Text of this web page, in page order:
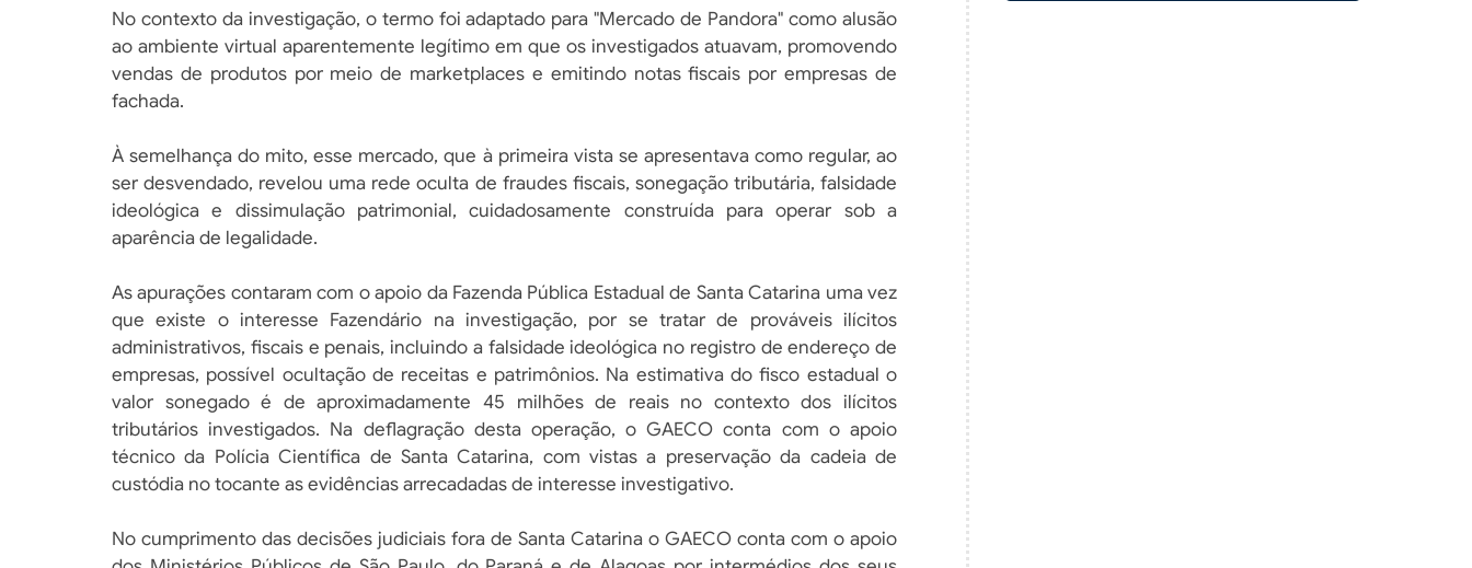
No contexto da investigação, o termo foi adaptado para "Mercado de Pandora" como alusão
ao ambiente virtual aparentemente legítimo em que os investigados atuavam, promovendo
vendas de produtos por meio de marketplaces e emitindo notas fiscais por empresas de
fachada.
À semelhança do mito, esse mercado, que à primeira vista se apresentava como regular, ao
ser desvendado, revelou uma rede oculta de fraudes fiscais, sonegação tributária, falsidade
ideológica e dissimulação patrimonial, cuidadosamente construída para operar sob a
aparência de legalidade.
As apurações contaram com o apoio da Fazenda Pública Estadual de Santa Catarina uma vez
que existe o interesse Fazendário na investigação, por se tratar de prováveis ilícitos
administrativos, fiscais e penais, incluindo a falsidade ideológica no registro de endereço de
empresas, possível ocultação de receitas e patrimônios. Na estimativa do fisco estadual o
valor sonegado é de aproximadamente 45 milhões de reais no contexto dos ilícitos
tributários investigados. Na deflagração desta operação, o GAECO conta com o apoio
técnico da Polícia Científica de Santa Catarina, com vistas a preservação da cadeia de
custódia no tocante as evidências arrecadadas de interesse investigativo.
No cumprimento das decisões judiciais fora de Santa Catarina o GAECO conta com o apoio